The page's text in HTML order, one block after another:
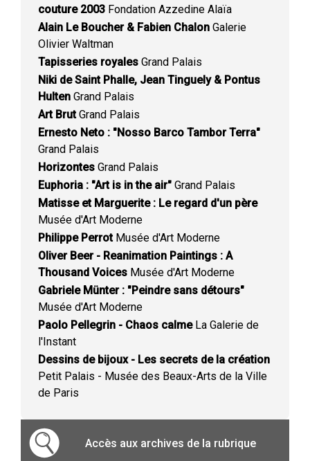
couture 2003 Fondation Azzedine Alaïa
Alain Le Boucher & Fabien Chalon Galerie
Olivier Waltman
Tapisseries royales Grand Palais
Niki de Saint Phalle, Jean Tinguely & Pontus
Hulten Grand Palais
Art BrutGrand Palais
Ernesto Neto : "Nosso Barco Tambor Terra"
Grand Palais
Horizontes Grand Palais
Euphoria : "Art is in the air" Grand Palais
Matisse et Marguerite : Le regard d'un père
Musée d'Art Moderne
Philippe PerrotMusée d'Art Moderne
Oliver Beer - Reanimation Paintings : A
Thousand Voices Musée d'Art Moderne
Gabriele Münter : "Peindre sans détours"
Musée d'Art Moderne
Paolo Pellegrin - Chaos calmeLa Galerie de
l'Instant
Dessins de bijoux - Les secrets de la création
Petit Palais - Musée des Beaux-Arts de la Ville
de Paris
Accès aux archives de la rubrique